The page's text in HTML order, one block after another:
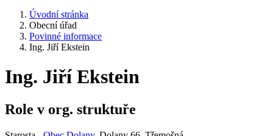
Úvodní stránka
Obecní úřad
Povinné informace
Ing. Jiří Ekstein
Ing. Jiří Ekstein
Role v org. struktuře